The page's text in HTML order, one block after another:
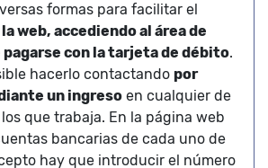
formas para facilitar el
la web, accediendo al área de
con la tarjeta de débito.
hacerlo contactando por
un ingreso en cualquier de
que trabaja. En la página web
bancarias de cada uno de
hay que introducir el número